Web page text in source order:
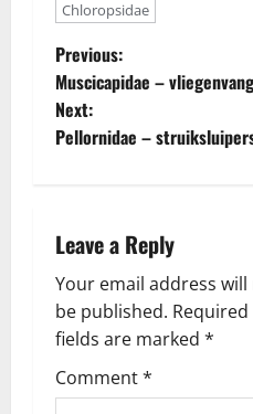
Chloropsidae
P
o
s
n
a
v
i
Previous:
Muscicapidae –
Next:
Pellornidae –
Leave a Reply
Your email address
be published. Required
fields are marked *
Comment*